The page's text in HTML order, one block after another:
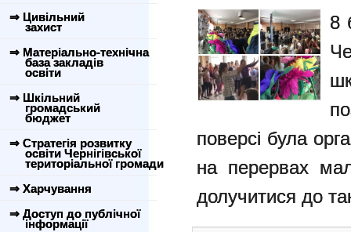
⇒ Цивільний
захист
⇒ Матеріально-технічна
база закладів
освіти
⇒ Шкільний
громадський
бюджет
⇒ Стратегія розвитку
освіти Чернігівської
територіальної громади
⇒ Харчування
⇒ Доступ до публічної
інформації
8
поверсі була
на перервах
долучитися до